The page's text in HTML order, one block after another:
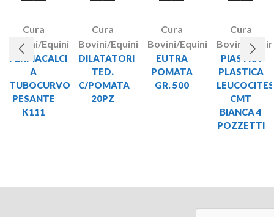
Cura
Bovini/Equini
FERMACALCI
A
TUBOCURVO
PESANTE
K111
Cura
Bovini/Equini
DILATATORI
TED.
C/POMATA
20PZ
Cura
Bovini/Equini
EUTRA
POMATA
GR. 500
Cura
Bovini/
PIASTRA
PLASTICA
CMT
BIANCA 4
POZZETTI